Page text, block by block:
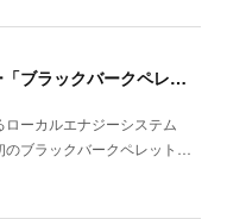
【環 境】熊谷組など 新エネルギー「ブラックバークペレット」国内初の製造工場竣工
ーカルエナジーシステム
のブラックバークペレット…